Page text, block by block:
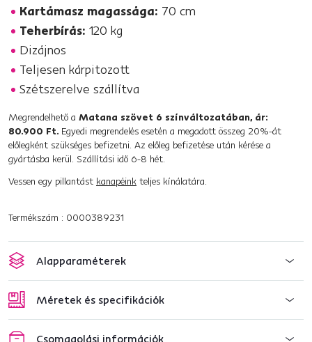
Kartámasz magassága: 70 cm
Teherbírás: 120 kg
Dizájnos
Teljesen kárpitozott
Szétszerelve szállítva
Megrendelhető a Matana szövet 6 színváltozatában, ár:
80.900 Ft. Egyedi megrendelés esetén a megadott összeg 20%-át
előlegként szükséges befizetni. Az előleg befizetése után kérése a
gyártásba kerül. Szállítási idő 6-8 hét.
Vessen egy pillantást kanapéink teljes kínálatára.
Termékszám : 0000389231
Alapparaméterek
Méretek és specifikációk
Csomagolási információk